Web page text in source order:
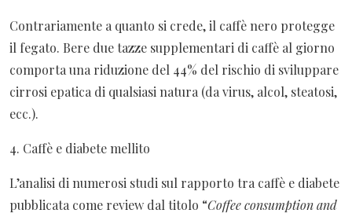
Contrariamente a quanto si crede, il caffè nero protegge
il fegato. Bere due tazze supplementari di caffè al giorno
comporta una riduzione del 44% del rischio di sviluppare
cirrosi epatica di qualsiasi natura (da virus, alcol, steatosi,
ecc.).
4. Caffè e diabete mellito
L’analisi di numerosi studi sul rapporto tra caffè e diabete
pubblicata come review dal titolo “Coffee consumption and